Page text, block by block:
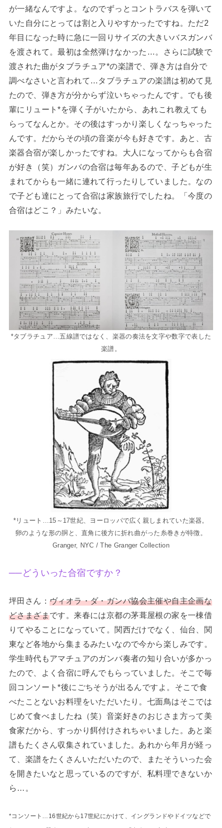
が一緒なんですよ。なのでずっとコントラバスを弾いて
いた自分にとっては割と入りやすかったですね。ただ2
年目になった時に急に一回りサイズの大きいバスガンバ
を渡されて。最初は全然弾けなかった…。さらに試験で
渡された曲がタブラチュア*の楽譜で、弾き方は自分で
調べなさいと言われて…タブラチュアの楽譜は初めて見
たので、弾き方が分からず泣いちゃったんです。でも後
輩にリュート*を弾く子がいたから、あれこれ教えても
らってなんとか。その後はすっかり楽しくなっちゃった
んです。だからその頃の音楽が今も好きです。あと、古
楽器合宿が楽しかったですね。大人になってからも合宿
が好き（笑）ガンバの合宿は毎年あるので、子どもが生
まれてからも一緒に連れて行ったりしていました。なの
で子ども達にとって合宿は家族旅行でしたね。「今度の
合宿はどこ？」みたいな。
*タブラチュア…五線譜ではなく、楽器の奏法を文字や数字で表した
楽譜。
*リュート…15～17世紀、ヨーロッパで広く親しまれていた楽器。
卵のような形の胴と、直角に後方に折れ曲がった糸巻きが特徴。
Granger, NYC / The Granger Collection
──どういった合宿ですか？
坪田さん： ヴィオラ・ダ・ガンバ協会主催や自主企画な
どさまざまです。来春には京都の茅葺屋根の家を一棟借
りてやることになっていて。関西だけでなく、仙台、関
東など各地から集まるみたいなので今から楽しみです。
学生時代もアマチュアのガンバ奏者の知り合いが多かっ
たので、よく合宿に呼んでもらっていました。そこで毎
回コンソート*後にごちそうが出るんですよ。そこで食
べたことないお料理をいただいたり。七面鳥はそこでは
じめて食べましたね（笑）音楽好きのおじさま方って美
食家だから、すっかり餌付けされちゃいました。あと楽
譜もたくさん収集されていました。あれから年月が経っ
て、楽譜をたくさんいただいたので、またそういった会
を開きたいなと思っているのですが、私料理できないか
ら…。
*コンソート…16世紀から17世紀にかけて、イングランドやドイツなどで